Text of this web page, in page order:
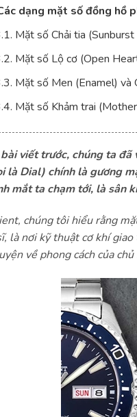
dạng mặt số đồng hồ
Mặt số Chải tia
Mặt số Lộ cơ (Open
Mặt số Men (Enamel) và
Mặt số Khảm trai
viết trước, chúng ta đã
là Dial) chính là gương
mắt ta chạm tới, là sân
chúng tôi hiểu rằng
là nơi kỹ thuật cơ khí
về phong cách của